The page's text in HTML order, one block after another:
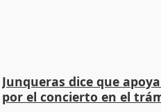
Junqueras dice que
por el concierto en el